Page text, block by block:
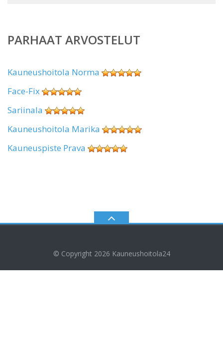
PARHAAT ARVOSTELUT
Kauneushoitola Norma
Face-Fix
Sariinala
Kauneushoitola Marika
Kauneuspiste Prava
© Copyright 2026 Kauneushoitola24